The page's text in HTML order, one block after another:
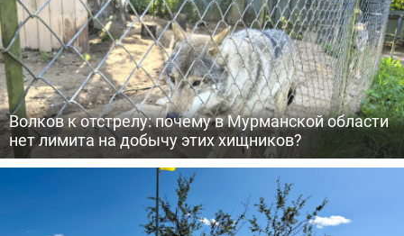
Волков к отстрелу: почему в Мурманской области
нет лимита на добычу этих хищников?